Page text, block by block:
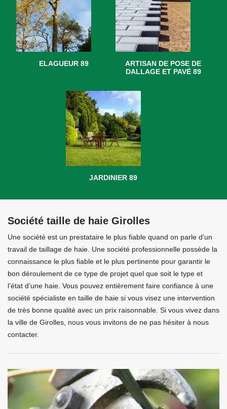
ELAGUEUR 89
ARTISAN DE POSE DE
DALLAGE ET PAVÉ 89
JARDINIER 89
Société taille de haie Girolles
Une société est un prestataire le plus fiable quand on parle d’un
travail de taillage de haie. Une société professionnelle possède la
connaissance le plus fiable et le plus pertinente pour garantir le
bon déroulement de ce type de projet quel que soit le type et
l’état d’une haie. Vous pouvez entièrement faire confiance à une
société spécialiste en taille de haie si vous visez une intervention
de très bonne qualité avec un prix raisonnable. Si vous vivez dans
la ville de Girolles, nous vous invitons de ne pas hésiter à nous
contacter.